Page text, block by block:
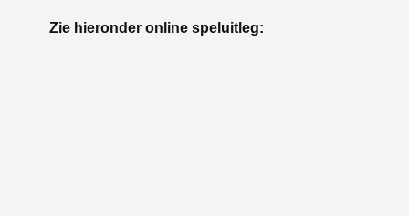
Zie hieronder online speluitleg: